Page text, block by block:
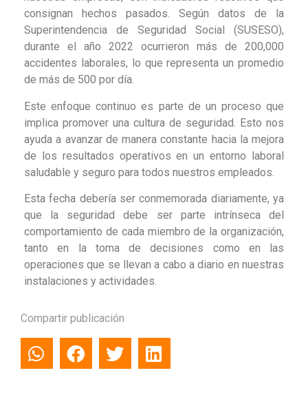
consignan hechos pasados. Según datos de la
Superintendencia de Seguridad Social (SUSESO),
durante el año 2022 ocurrieron más de 200,000
accidentes laborales, lo que representa un promedio
de más de 500 por día.
Este enfoque continuo es parte de un proceso que
implica promover una cultura de seguridad. Esto nos
ayuda a avanzar de manera constante hacia la mejora
de los resultados operativos en un entorno laboral
saludable y seguro para todos nuestros empleados.
Esta fecha debería ser conmemorada diariamente, ya
que la seguridad debe ser parte intrínseca del
comportamiento de cada miembro de la organización,
tanto en la toma de decisiones como en las
operaciones que se llevan a cabo a diario en nuestras
instalaciones y actividades.
Compartir publicación